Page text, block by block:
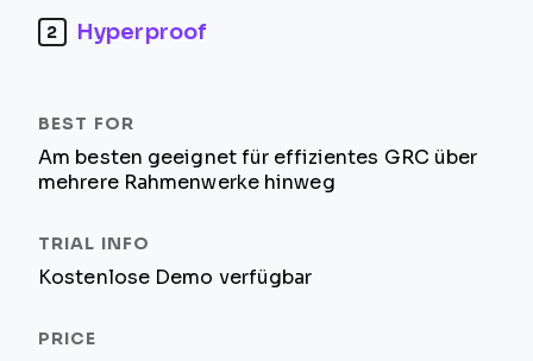
2 Hyperproof
Am besten geeignet für effizientes GRC über
mehrere Rahmenwerke hinweg
Kostenlose Demo verfügbar